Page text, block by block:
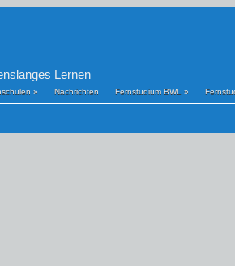
Lernen
» Nachrichten Fernstudium BWL »